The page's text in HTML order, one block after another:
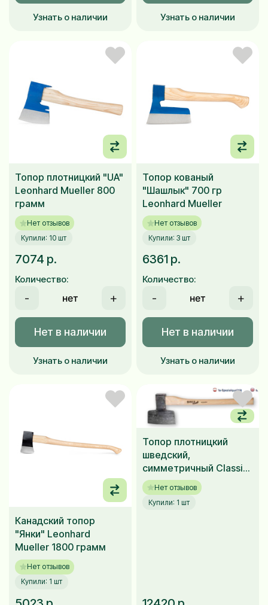
Узнать о наличии Узнать о наличии
Топор плотницкий "UA"
Leonhard Mueller 800
грамм
Нет отзывов
Купили: 10 шт
7074 р.
Количество:
- +
Нет в наличии
Узнать о наличии
Топор кованый
"Шашлык" 700 гр
Leonhard Mueller
Нет отзывов
Купили: 3 шт
6361 р.
Количество:
- +
Нет в наличии
Узнать о наличии
Канадский топор
"Янки" Leonhard
Mueller 1800 грамм
Нет отзывов
Купили: 1 шт
Топор плотницкий
шведский,
симметричный Classic
"S" Leonhard Mueller
1500 гр
Нет отзывов
Купили: 1 шт